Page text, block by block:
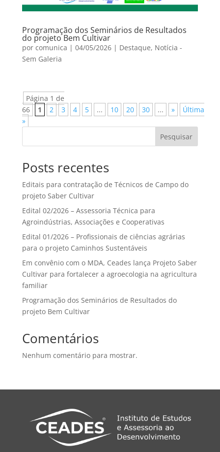
Programação dos Seminários de Resultados
do projeto Bem Cultivar
por comunica | 04/05/2026| Destaque, Notícia -
Sem Galeria
Página 1 de
66
1 2 3 4 5 ... 10 20 30 ... »
Última
»
Pesquisar
Posts recentes
Editais para contratação de Técnicos de Campo do
projeto Saber Cultivar
Edital 02/2026 – Assessoria Técnica para
Agroindústrias, Associações e Cooperativas
Edital 01/2026 – Profissionais de ciências agrárias
para o projeto Caminhos Sustentáveis
Em convênio com o MDA, Ceades lança Projeto Saber
Cultivar para fortalecer a agroecologia na agricultura
familiar
Programação dos Seminários de Resultados do
projeto Bem Cultivar
Comentários
Nenhum comentário para mostrar.